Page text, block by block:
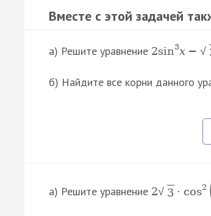
Вместе с этой задачей
а) Решите уравнение 2sin 3x − √
б) Найдите все корни данного
а) Решите уравнение 2√ 3 ⋅ cos2